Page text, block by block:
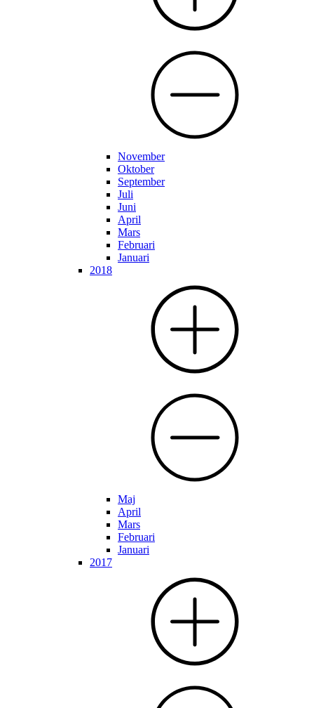
November
Oktober
September
Juli
Juni
April
Mars
Februari
Januari
2018
Maj
April
Mars
Februari
Januari
2017